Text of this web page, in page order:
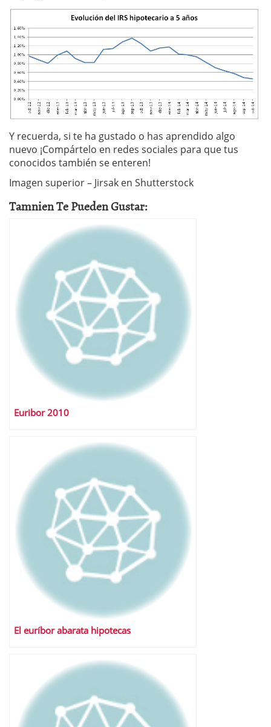
Y recuerda, si te ha gustado o has aprendido algo
nuevo ¡Compártelo en redes sociales para que tus
conocidos también se enteren!
Imagen superior – Jirsak en Shutterstock
Tamnien Te Pueden Gustar:
Euribor 2010
El euríbor abarata hipotecas